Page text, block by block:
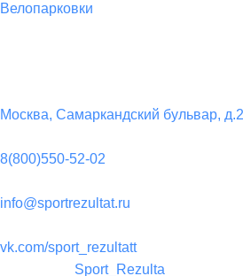
Велопарковки
Москва, Самаркандский бульвар,
8(800)550-52-02
info@sportrezultat.ru
vk.com/sport_rezultatt
Sport_Rezulta